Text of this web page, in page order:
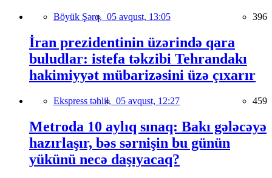
Böyük Şərq, 05 avqust, 13:05 396
İran prezidentinin üzərində qara
buludlar: istefa təkzibi Tehrandakı
hakimiyyət mübarizəsini üzə çıxarır
Ekspress təhlil, 05 avqust, 12:27 459
Metroda 10 aylıq sınaq: Bakı gələcəyə
hazırlaşır, bəs sərnişin bu günün
yükünü necə daşıyacaq?